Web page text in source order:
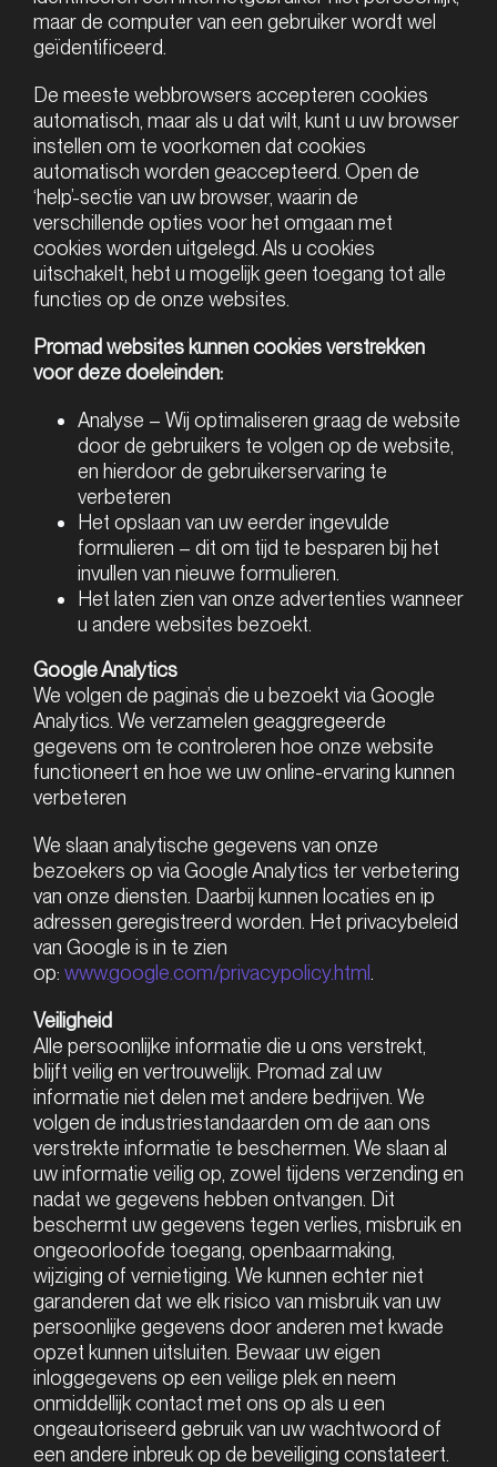
maar de computer van een gebruiker wordt wel
geïdentificeerd.
De meeste webbrowsers accepteren cookies
automatisch, maar als u dat wilt, kunt u uw browser
instellen om te voorkomen dat cookies
automatisch worden geaccepteerd. Open de
‘help’-sectie van uw browser, waarin de
verschillende opties voor het omgaan met
cookies worden uitgelegd. Als u cookies
uitschakelt, hebt u mogelijk geen toegang tot alle
functies op de onze websites.
Promad websites kunnen cookies verstrekken
voor deze doeleinden:
Analyse – Wij optimaliseren graag de website
door de gebruikers te volgen op de website,
en hierdoor de gebruikerservaring te
verbeteren
Het opslaan van uw eerder ingevulde
formulieren – dit om tijd te besparen bij het
invullen van nieuwe formulieren.
Het laten zien van onze advertenties wanneer
u andere websites bezoekt.
Google Analytics
We volgen de pagina’s die u bezoekt via Google
Analytics. We verzamelen geaggregeerde
gegevens om te controleren hoe onze website
functioneert en hoe we uw online-ervaring kunnen
verbeteren
We slaan analytische gegevens van onze
bezoekers op via Google Analytics ter verbetering
van onze diensten. Daarbij kunnen locaties en ip
adressen geregistreerd worden. Het privacybeleid
van Google is in te zien
op: www.google.com/privacypolicy.html
Veiligheid
Alle persoonlijke informatie die u ons verstrekt,
blijft veilig en vertrouwelijk. Promad zal uw
informatie niet delen met andere bedrijven. We
volgen de industriestandaarden om de aan ons
verstrekte informatie te beschermen. We slaan al
uw informatie veilig op, zowel tijdens verzending en
nadat we gegevens hebben ontvangen. Dit
beschermt uw gegevens tegen verlies, misbruik en
ongeoorloofde toegang, openbaarmaking,
wijziging of vernietiging. We kunnen echter niet
garanderen dat we elk risico van misbruik van uw
persoonlijke gegevens door anderen met kwade
opzet kunnen uitsluiten. Bewaar uw eigen
inloggegevens op een veilige plek en neem
onmiddellijk contact met ons op als u een
ongeautoriseerd gebruik van uw wachtwoord of
een andere inbreuk op de beveiliging constateert.